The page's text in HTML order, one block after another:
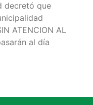
decretó que
ATENCION AL
al día